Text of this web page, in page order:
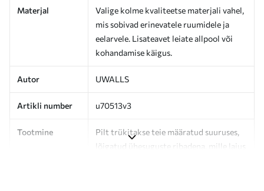
Materjal
Valige kolme kvaliteetse materjali vahel,
mis sobivad erinevatele ruumidele ja
eelarvele. Lisateavet leiate allpool või
kohandamise käigus.
Autor UWALLS
Artikli number u70513v3
Tootmine
Pilt trükitakse teie määratud suuruses,
lõigatud ühesuguste ribadena, mille laius